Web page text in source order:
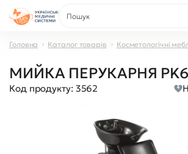
Головна Каталог товарів Косметологічні
МИЙКА ПЕРУКАРНЯ
Код продукту: 3562